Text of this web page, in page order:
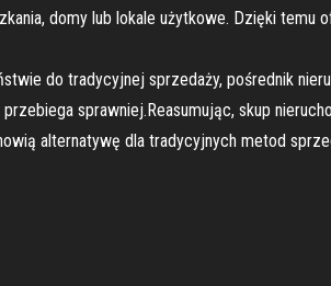
domy lub lokale użytkowe. Dzięki temu
do tradycyjnej sprzedaży, pośrednik
sprawniej.Reasumując, skup
alternatywę dla tradycyjnych metod